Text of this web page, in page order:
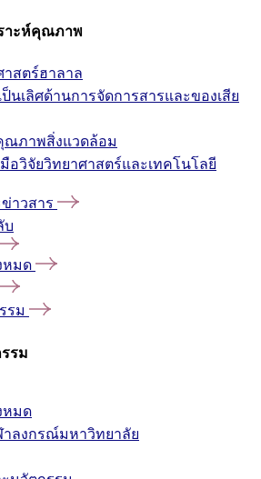
าะห์คุณภาพ
สตร์ฮาลาล
นเลิศด้านการจัดการสารและของเสีย
ณภาพสิ่งแวดล้อม
อวิจัยวิทยาศาสตร์และเทคโนโลยี
าวสาร
บ
หมด
รม
รม
หมด
าลงกรณ์มหาวิทยาลัย